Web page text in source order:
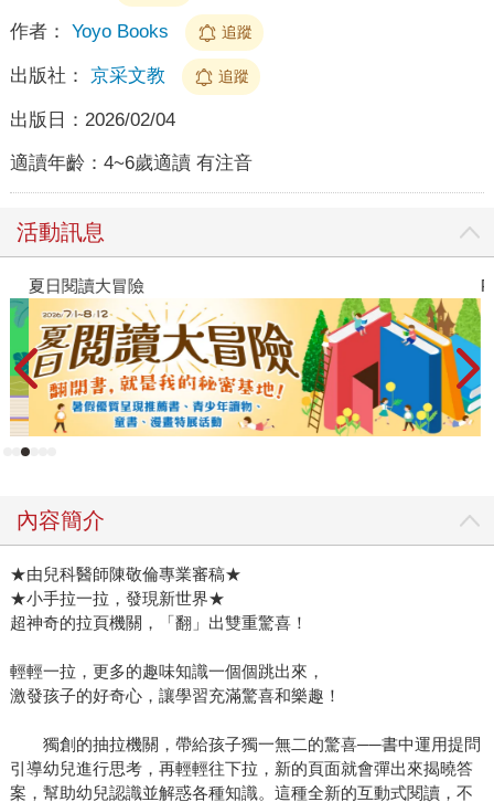
作者： Yoyo Books 追蹤
出版社： 京采文教 追蹤
出版日： 2026/02/04
適讀年齡： 4~6歲適讀 有注音
活動訊息
夏日閱讀大冒險
內容簡介
★由兒科醫師陳敬倫專業審稿★
★小手拉一拉，發現新世界★
超神奇的拉頁機關，「翻」出雙重驚喜！
輕輕一拉，更多的趣味知識一個個跳出來，
激發孩子的好奇心，讓學習充滿驚喜和樂趣！
獨創的抽拉機關，帶給孩子獨一無二的驚喜──書中運用提問
引導幼兒進行思考，再輕輕往下拉，新的頁面就會彈出來揭曉答
案，幫助幼兒認識並解惑各種知識。這種全新的互動式閱讀，不